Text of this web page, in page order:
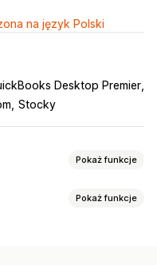
na język Polski
Desktop Premier
Stocky
Pokaż funkcje
Pokaż funkcje